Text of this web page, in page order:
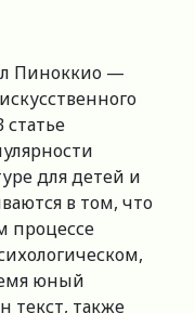
Пиноккио —
статье
для детей и
в том, что
процессе
юный
текст, также